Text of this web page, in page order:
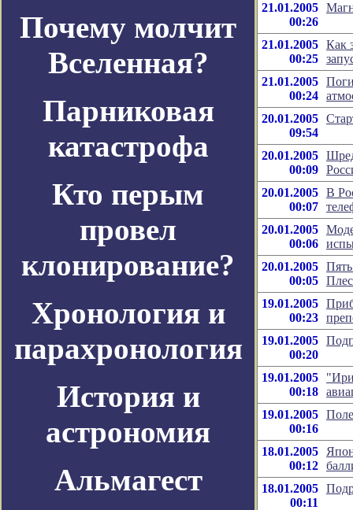
Почему молчит
Вселенная?
Парниковая
катастрофа
Кто перым
провел
клонирование?
Хронология и
парахронология
История и
астрономия
Альмагест
21.01.2005
00:26
21.01.2005
00:25
Как
21.01.2005
00:24
20.01.2005
09:54
20.01.2005
00:09
20.01.2005
00:07
В
20.01.2005
00:06
20.01.2005
00:05
19.01.2005
00:23
19.01.2005
00:20
19.01.2005
00:18
19.01.2005
00:16
18.01.2005
00:12
18.01.2005
00:11